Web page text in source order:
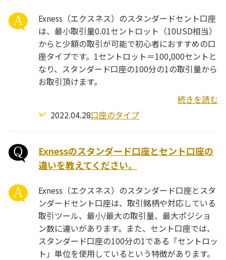
Exness（エクスネス）のスタンダードセント口座
は、最小取引量0.01セントロット（10USD相当）
からと少額の取引が可能で初心者におすすめの口
座タイプです。1セントロット＝100,000セントと
なり、スタンダード口座の100分の1の取引量から
お取引頂けます。
続きを読む
2022.04.28口座のタイプ
Exnessのスタンダード口座とセント口座の
違いを教えてください。
Exness（エクスネス）のスタンダード口座とスタ
ンダードセント口座は、取引銘柄や対応している
取引ツール、最小/最大の取引量、最大ポジショ
ン数に違いがあります。また、セント口座では、
スタンダード口座の100分の1である「セントロッ
ト」単位を使用しているという特徴があります。